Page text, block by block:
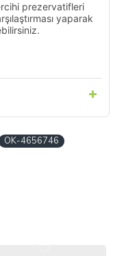
prezervatifleri
yaparak
OK-4656746